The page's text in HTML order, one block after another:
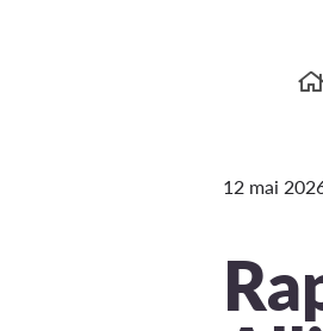
12 mai